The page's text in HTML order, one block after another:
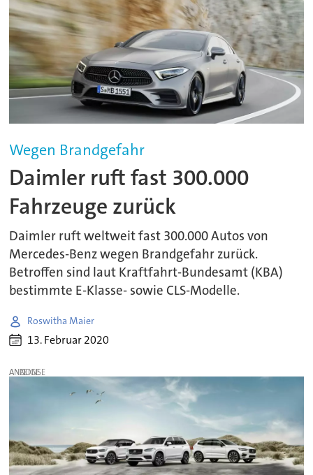
Wegen Brandgefahr
Daimler ruft fast 300.000
Fahrzeuge zurück
Daimler ruft weltweit fast 300.000 Autos von
Mercedes-Benz wegen Brandgefahr zurück.
Betroffen sind laut Kraftfahrt-Bundesamt (KBA)
bestimmte E-Klasse- sowie CLS-Modelle.
Roswitha Maier
13. Februar 2020
ANZEIGE